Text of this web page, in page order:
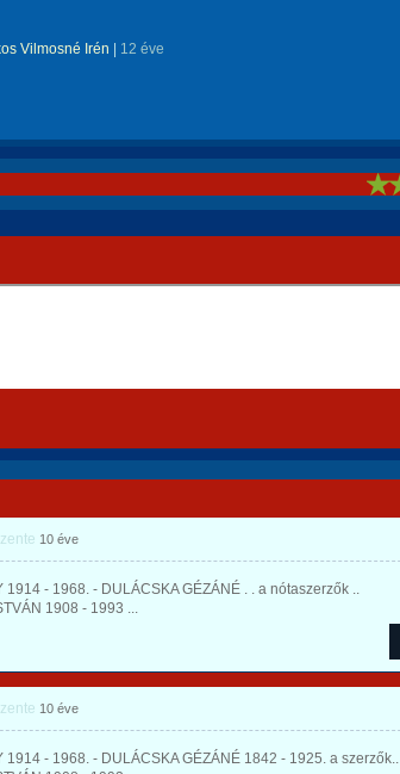
Vilmosné Irén 12 éve
10 éve
1914 - 1968. - DULÁCSKA GÉZÁNÉ . . a nótaszerzők ..
1908 - 1993 ...
10 éve
1914 - 1968. - DULÁCSKA GÉZÁNÉ 1842 - 1925. a szerzők..